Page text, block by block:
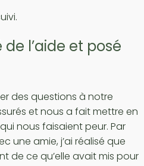
l’aide et posé
des questions à notre
et nous a fait mettre en
nous faisaient peur. Par
une amie, j’ai réalisé que
de ce qu’elle avait mis pour